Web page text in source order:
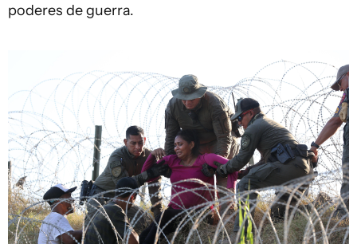
poderes de guerra.